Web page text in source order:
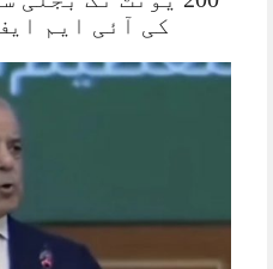
کی آئی ایم